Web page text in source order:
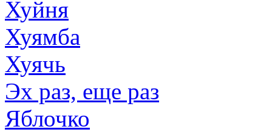
Хуйня
Хуямба
Хуячь
Эх раз, еще раз
Яблочко